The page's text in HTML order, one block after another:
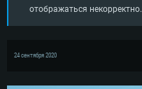
отображаться некорректно.
24 сентября 2020